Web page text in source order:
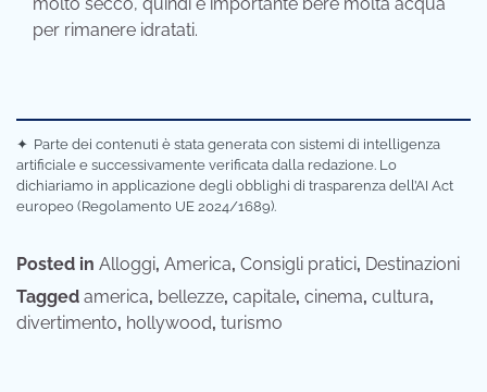
molto secco, quindi è importante bere molta acqua
per rimanere idratati.
✦ Parte dei contenuti è stata generata con sistemi di intelligenza
artificiale e successivamente verificata dalla redazione. Lo
dichiariamo in applicazione degli obblighi di trasparenza dell’AI Act
europeo (Regolamento UE 2024/1689).
Posted in Alloggi, America, Consigli pratici, Destinazioni
Tagged america, bellezze, capitale, cinema, cultura,
divertimento, hollywood, turismo